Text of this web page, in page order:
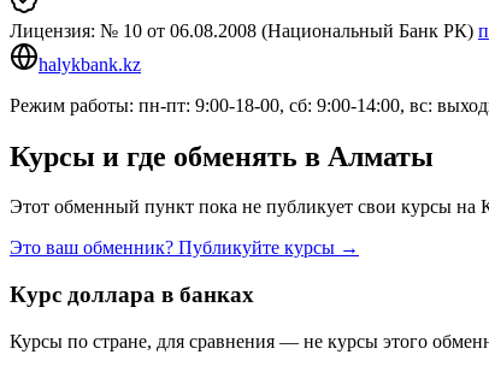
Лицензия: № 10 от 06.08.2008 (Национальный Банк РК)
halykbank.kz
Режим работы: пн-пт: 9:00-18-00, сб: 9:00-14:00, вс:
Курсы и где обменять в Алматы
Этот обменный пункт пока не публикует свои курсы на
Это ваш обменник? Публикуйте курсы →
Курс доллара в банках
Курсы по стране, для сравнения — не курсы этого